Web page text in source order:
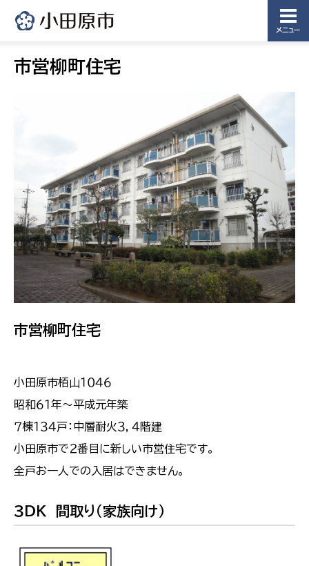
メニュー
市営柳町住宅
市営柳町住宅
小田原市栢山１０４６
昭和６１年〜平成元年築
７棟１３４戸：中層耐火３，４階建
小田原市で２番目に新しい市営住宅です。
全戸お一人での入居はできません。
３ＤＫ 間取り（家族向け）